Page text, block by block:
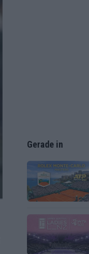
Gerade in